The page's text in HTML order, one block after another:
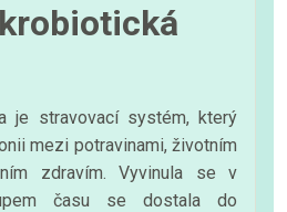
je stravovací systém, který
mezi potravinami, životním
zdravím. Vyvinula se v
času se dostala do